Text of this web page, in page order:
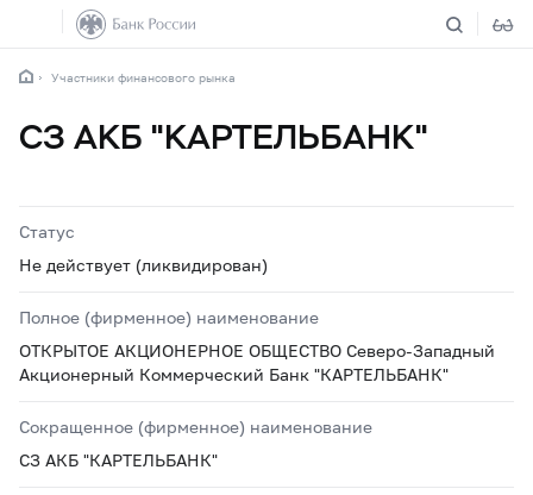
Участники финансового рынка
СЗ АКБ "КАРТЕЛЬБАНК"
Статус
Не действует (ликвидирован)
Полное (фирменное) наименование
ОТКРЫТОЕ АКЦИОНЕРНОЕ ОБЩЕСТВО Северо-Западный
Акционерный Коммерческий Банк "КАРТЕЛЬБАНК"
Сокращенное (фирменное) наименование
СЗ АКБ "КАРТЕЛЬБАНК"